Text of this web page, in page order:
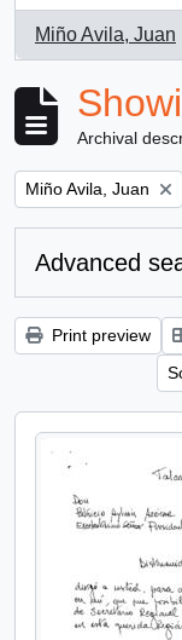
Miño Avila, Juan
, 1 results
Archival
Remove filter:
Miño Avila, Juan
Advanced
Print preview